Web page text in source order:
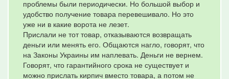
проблемы были периодически. Но большой выбор и
удобство получение товара перевешивало. Но это
уже ни в какие ворота не лезет.
Прислали не тот товар, отказываются возвращать
деньги или менять его. Общаются нагло, говорят, что
на Законы Украины им наплевать. Деньги не вернем.
Говорят, что гарантийного срока не существует и
можно прислать кирпич вместо товара, а потом не